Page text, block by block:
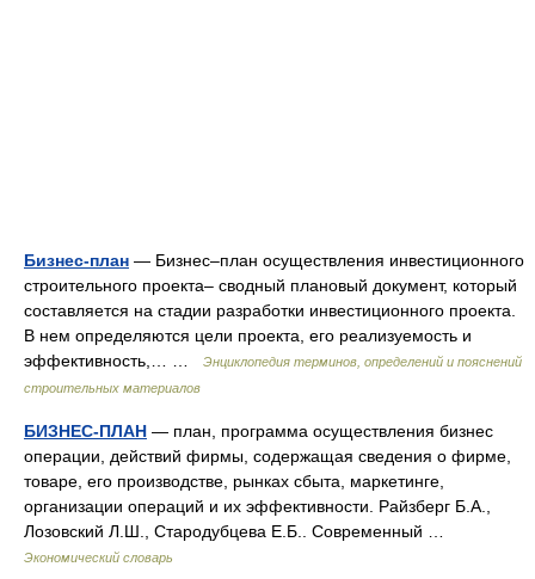
Бизнес-план — Бизнес–план осуществления инвестиционного
строительного проекта– сводный плановый документ, который
составляется на стадии разработки инвестиционного проекта.
В нем определяются цели проекта, его реализуемость и
эффективность,… …
Энциклопедия терминов, определений и пояснений
строительных материалов
БИЗНЕС-ПЛАН — план, программа осуществления бизнес
операции, действий фирмы, содержащая сведения о фирме,
товаре, его производстве, рынках сбыта, маркетинге,
организации операций и их эффективности. Райзберг Б.А.,
Лозовский Л.Ш., Стародубцева Е.Б.. Современный …
Экономический словарь